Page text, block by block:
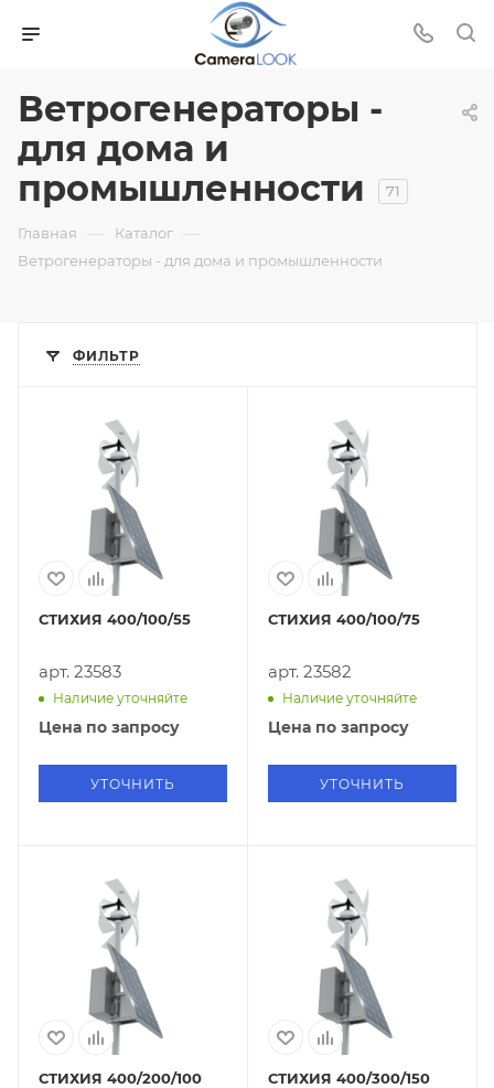
Ветрогенераторы -
для дома и
промышленности
71
Главная — Каталог —
Ветрогенераторы - для дома и промышленности
ФИЛЬТР
СТИХИЯ 400/100/55
арт. 23583
Наличие уточняйте
Цена по запросу
УТОЧНИТЬ
СТИХИЯ 400/100/75
арт. 23582
Наличие уточняйте
Цена по запросу
УТОЧНИТЬ
СТИХИЯ 400/200/100 СТИХИЯ 400/300/150